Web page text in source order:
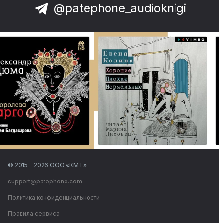
@patephone_audioknigi
© 2015—2026 ООО «КМТ»
support@patephone.com
Политика конфиденциальности
Правила сервиса